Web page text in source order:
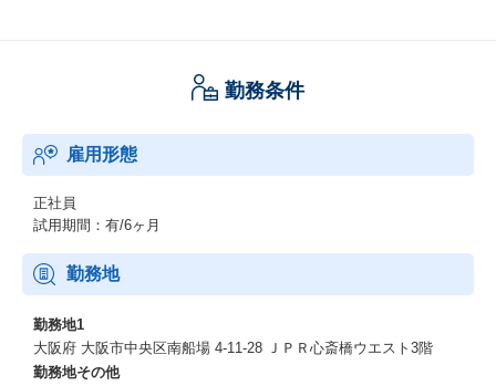
勤務条件
雇用形態
正社員
試用期間：有/6ヶ月
勤務地
勤務地1
大阪府 大阪市中央区南船場 4-11-28 ＪＰＲ心斎橋ウエスト3階
勤務地その他